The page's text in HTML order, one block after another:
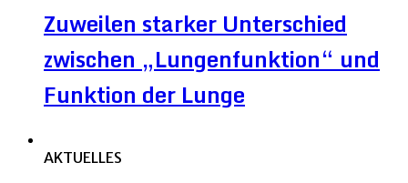
Zuweilen starker Unterschied
zwischen „Lungenfunktion“ und
Funktion der Lunge
AKTUELLES